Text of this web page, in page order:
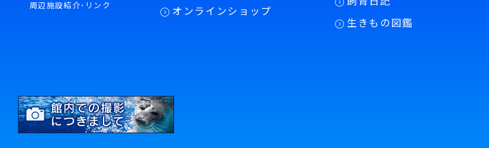
周辺施設紹介･リンク
オンラインショップ
生きもの図鑑